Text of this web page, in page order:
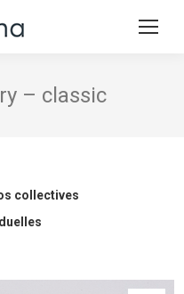
– classic
collectives